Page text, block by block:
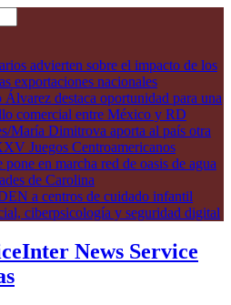
advierten sobre el impacto de los
exportaciones nacionales
destaca oportunidad para una
comercial entre México y RD
María Dimitrova aporta al país otra
Juegos Centroamericanos
en marcha red de oasis de agua
de Carolina
a centros de cuidado infantil
ciberpsicología y seguridad digital
Inter News Service